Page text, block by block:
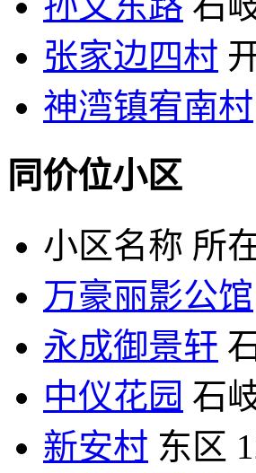
张家边四村
神湾镇宥南村
同价位小区
小区名称 所
万豪丽影公馆
永成御景轩
中仪花园 石
新安村 东区